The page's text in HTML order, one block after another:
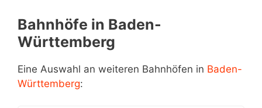
Bahnhöfe in Baden-
Württemberg
Eine Auswahl an weiteren Bahnhöfen in Baden-
Württemberg: